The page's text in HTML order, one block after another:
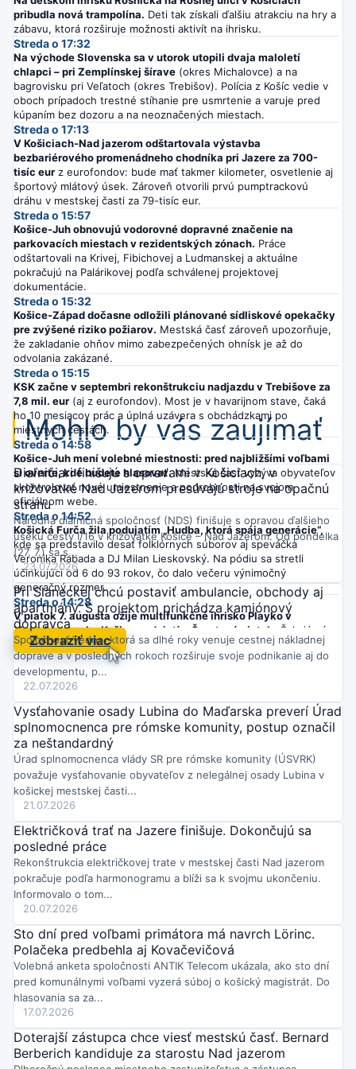
pribudla nová trampolína. Deti tak získali ďalšiu atrakciu na hry a
zábavu, ktorá rozširuje možnosti aktivít na ihrisku.
Streda o 17:32
Na východe Slovenska sa v utorok utopili dvaja maloletí
chlapci – pri Zemplínskej šírave (okres Michalovce) a na
bagrovisku pri Veľatoch (okres Trebišov). Polícia z Košíc vedie v
oboch prípadoch trestné stíhanie pre usmrtenie a varuje pred
kúpaním bez dozoru a na neoznačených miestach.
Streda o 17:13
V Košiciach-Nad jazerom odštartovala výstavba
bezbariérového promenádneho chodníka pri Jazere za 700-
tisíc eur z eurofondov: bude mať takmer kilometer, osvetlenie aj
športový mlátový úsek. Zároveň otvorili prvú pumptrackovú
dráhu v mestskej časti za 79-tisíc eur.
Streda o 15:57
Košice-Juh obnovujú vodorovné dopravné značenie na
parkovacích miestach v rezidentských zónach. Práce
odštartovali na Krivej, Fibichovej a Ludmanskej a aktuálne
pokračujú na Palárikovej podľa schválenej projektovej
dokumentácie.
Streda o 15:32
Košice-Západ dočasne odložili plánované sídliskové opekačky
pre zvýšené riziko požiarov. Mestská časť zároveň upozorňuje,
že zakladanie ohňov mimo zabezpečených ohnísk je až do
odvolania zakázané.
Streda o 15:15
KSK začne v septembri rekonštrukciu nadjazdu v Trebišove za
7,8 mil. eur (aj z eurofondov). Most je v havarijnom stave, čaká
ho 10 mesiacov prác a úplná uzávera s obchádzkami po
miestnych cestách.
Streda o 14:58
Košice-Juh mení volebné miestnosti: pred najbližšími voľbami
si overte, kde budete hlasovať.Mestská časť vyzýva obyvateľov
skontrolovať nové umiestnenie a podrobnosti na svojom
oficiálnom webe.
Streda o 14:52
Košická Furča žila podujatím „Hudba, ktorá spája generácie“,
kde sa predstavilo desať folklórnych súborov aj speváčka
Veronika Rabada a DJ Milan Lieskovský. Na pódiu sa stretli
účinkujúci od 6 do 93 rokov, čo dalo večeru výnimočný
generačný rozmer.
Streda o 14:28
V piatok 7. augusta ožije multifunkčné ihrisko Playko v
Mestskom parku Košice podujatím Športový piatok.
Čakajú vás
ukážky gymnastiky, športov pre hendikepovaných, taekwonda aj
silového trojboja a možnosť vyskúšať si viacero disciplín.
Streda o 14:22
Na Sídlisku Ťahanovce v Košiciach prebehol prvý kontrolný deň
výstavby novej cestičky pre chodcov a cyklistov.Zástupcovia
mesta, mestskej časti, zhotoviteľa, stavebného dozoru aj
projektanta riešili možné komplikácie a postupy, ako ich zvládnuť.
Streda o 13:01
HC Košice na oficiálnom Facebooku ohlásil štart novej
hokejovej sezóny.Klub avizuje prípravy na nové výzvy a teší sa
na podporu fanúšikov v Steel aréne aj mimo nej.
Streda o 12:42
verejného vodovodu pre sucho a pokles zdrojov.Zakázané je
polievanie, umývanie áut, napúšťanie bazénov či využitie na
stavebné a upratovacie práce; za porušenie hrozí pokuta.
Streda o 11:54
ANTIK Telecom rozširuje ponuku optického internetu 1 Gbit/s
najbohatšieho TV balíka za 26,60 € mesačne. Pri odporučení
nového klienta získajú zákazníci dva mesiace služieb zadarmo.
Ponuka sa postupne šíri aj do ďalších lokalít.
Streda o 11:37
Košice budú 30. augusta 2026 patriť Family Sport Day v parku
pri fontáne: ukážky hasičov a polície, športové súťaže, skákacie
atrakcie aj penová show. Večer o 18:00 vystúpi Cupi & Lupi &
Nathan – tip na aktívny rodinný deň!
Streda o 11:27
V Prakovciach (okres Gelnica) žiada obec obyvateľov šetriť
pitnou vodou z verejného vodovodu pre dlhodobý pokles
výdatnosti zdrojov.Obmedzenia sa týkajú najmä polievania,
Zobraziť viac
Mohlo by vás zaujímať
Diaľničiari finišujú s opravami v Košiciach, v
križovatke Nad Jazerom presúvajú stroje na opačnú
stranu
Národná diaľničná spoločnosť (NDS) finišuje s opravou ďalšieho
úseku cesty I/16 v križovatke Košice – Nad Jazerom. Od pondelka
(27. 7.) sa s...
23.07.2026
Pri Slaneckej chcú postaviť ambulancie, obchody aj
apartmány. S projektom prichádza kamiónový
dopravca
Spoločnosť Vedos, ktorá sa dlhé roky venuje cestnej nákladnej
doprave a v posledných rokoch rozširuje svoje podnikanie aj do
developmentu, p...
22.07.2026
Vysťahovanie osady Lubina do Maďarska preverí Úrad
splnomocnenca pre rómske komunity, postup označil
za neštandardný
Úrad splnomocnenca vlády SR pre rómske komunity (ÚSVRK)
považuje vysťahovanie obyvateľov z nelegálnej osady Lubina v
košickej mestskej časti...
21.07.2026
Električková trať na Jazere finišuje. Dokončujú sa
posledné práce
Rekonštrukcia električkovej trate v mestskej časti Nad jazerom
pokračuje podľa harmonogramu a blíži sa k svojmu ukončeniu.
Informovalo o tom...
20.07.2026
Sto dní pred voľbami primátora má navrch Lörinc.
Polačeka predbehla aj Kovačevičová
Volebná anketa spoločnosti ANTIK Telecom ukázala, ako sto dní
pred komunálnymi voľbami vyzerá súboj o košický magistrát. Do
hlasovania sa za...
17.07.2026
Doterajší zástupca chce viesť mestskú časť. Bernard
Berberich kandiduje za starostu Nad jazerom